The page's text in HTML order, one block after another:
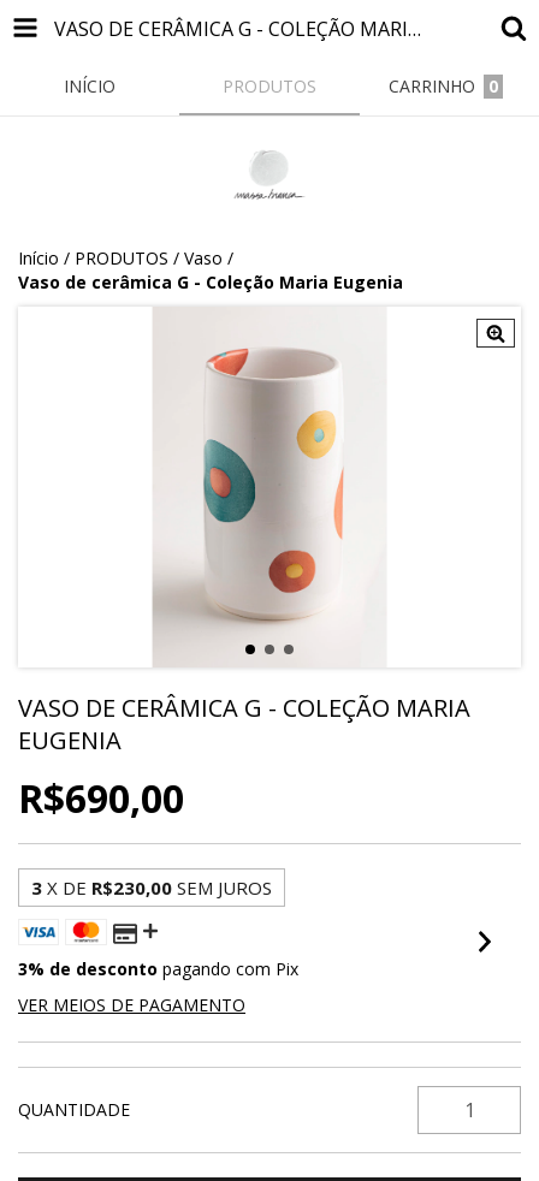
VASO DE CERÂMICA G - COLEÇÃO MARIA EUGENIA
INÍCIO PRODUTOS CARRINHO 0
Início / PRODUTOS / Vaso /
Vaso de cerâmica G - Coleção Maria Eugenia
VASO DE CERÂMICA G - COLEÇÃO MARIA
EUGENIA
R$690,00
3 X DE R$230,00 SEM JUROS
3% de desconto pagando com Pix
VER MEIOS DE PAGAMENTO
QUANTIDADE